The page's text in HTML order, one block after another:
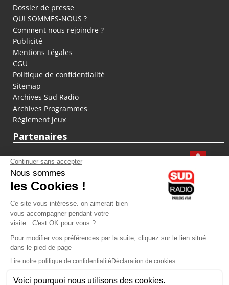
Dossier de presse
QUI SOMMES-NOUS ?
Comment nous rejoindre ?
Publicité
Mentions Légales
CGU
Politique de confidentialité
Sitemap
Archives Sud Radio
Archives Programmes
Règlement jeux
Partenaires
fiducial.fr
lyoncapitale.fr
olympique-et-lyonnais.com
L'application Iphone / Android
Téléchargez l'application
Les cookies
Gestion des cookies